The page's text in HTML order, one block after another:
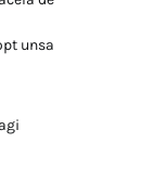
unsa